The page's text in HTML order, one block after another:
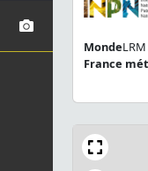
Monde
France